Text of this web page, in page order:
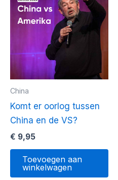
China
Komt er oorlog tussen
China en de VS?
€ 9,95
Toevoegen aan
winkelwagen